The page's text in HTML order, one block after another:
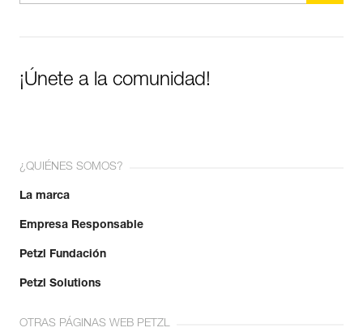
¡Únete a la comunidad!
¿QUIÉNES SOMOS?
La marca
Empresa Responsable
Petzl Fundación
Petzl Solutions
OTRAS PÁGINAS WEB PETZL